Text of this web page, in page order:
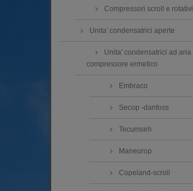
Compressori scroll e rotativi
Unita' condensatrici aperte
Unita' condensatrici ad aria
compressore ermetico
Embraco
Secop -danfoss
Tecumseh
Maneurop
Copeland-scroll